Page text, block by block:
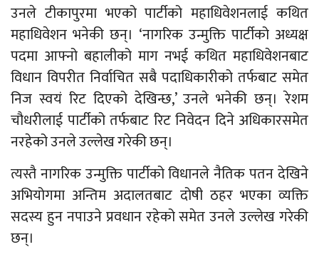
उनले टीकापुरमा भएको पार्टीको महाधिवेशनलाई कथित
महाधिवेशन भनेकी छन्। ‘नागरिक उन्मुक्ति पार्टीको अध्यक्ष
पदमा आफ्नो बहालीको माग नभई कथित महाधिवेशनबाट
विधान विपरीत निर्वाचित सबै पदाधिकारीको तर्फबाट समेत
निज स्वयं रिट दिएको देखिन्छ,’ उनले भनेकी छन्। रेशम
चौधरीलाई पार्टीको तर्फबाट रिट निवेदन दिने अधिकारसमेत
नरहेको उनले उल्लेख गरेकी छन्।
त्यस्तै नागरिक उन्मुक्ति पार्टीको विधानले नैतिक पतन देखिने
अभियोगमा अन्तिम अदालतबाट दोषी ठहर भएका व्यक्ति
सदस्य हुन नपाउने प्रवधान रहेको समेत उनले उल्लेख गरेकी
छन्।